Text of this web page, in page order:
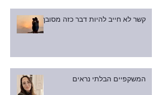
קשר לא חייב להיות דבר כזה מסובך
המשקפיים הבלתי נראים